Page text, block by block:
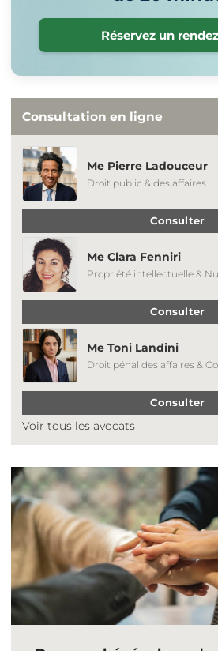
Réservez un
Consultation en ligne
Me Pierre Ladouceur
Droit public & des affaires
Consulter
Me Clara Fenniri
Propriété intellectuelle &
Consulter
Me Toni Landini
Droit pénal des affaires &
Consulter
Voir tous les avocats